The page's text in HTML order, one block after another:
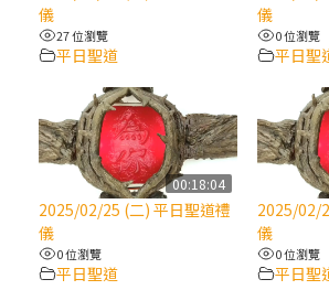
【信仰之旅】第九集：
樂多」—歐義明神父 / 應
(1)黃敏正主教帶你做「
越的智慧】：聖方濟的
有」
【信仰之旅】第八集：「
人世」—高樂祈修女
儀
27 位瀏覽
平日聖道
儀
0 位瀏覽
平日聖
00:18:04
2025/02/25 (二) 平日聖道禮
儀
0 位瀏覽
平日聖道
2025/02/
儀
0 位瀏覽
平日聖